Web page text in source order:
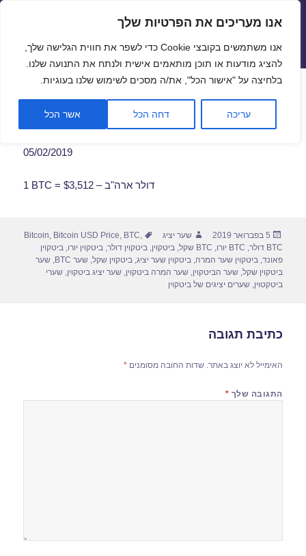
פתח
אנו מעריכים את הפרטיות שלך
אנו משתמשים בקובצי Cookie כדי לשפר את חווית הגלישה שלך,
להציג מודעות או תוכן מותאמים אישית ולנתח את התנועה שלנו.
בלחיצה על "אישור הכל", את/ה מסכים לשימוש שלנו בעוגיות.
עריכה דחה הכל אשר הכל
שערי חליפין יציגים – שער יציג
תפריטים
ווידג'טים
שער ביטקוין לתאריך 05/02/2019
05/02/2019
1 BTC = $3,512 – דולר ארה"ב
פורסם
בתאריך
5 בפברואר 2019 מחבר
שער יציג תגיות Bitcoin, Bitcoin USD Price, BTC,
BTC דולר
, BTC יורו , BTC שקל ,ביטקוין,ביטקוין דולר,ביטקוין יורו,ביטקוין
פאונד,ביטקוין שער המרה,ביטקוין שער יציג,ביטקוין שקל,שער BTC ,שער
ביטקוין שקל,שער הביטקוין,שער המרה ביטקוין,שער יציג ביטקוין,שערי
ביטקטוין,שערים יציגים של ביטקוין
כתיבת תגובה
האימייל לא יוצג באתר. שדות החובה מסומנים*
התגובה שלך *